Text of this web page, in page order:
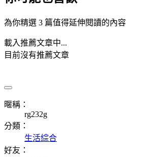
為你精選 3 篇值得延伸閱讀的內容
載入推薦文章中...
目前沒有推薦文章
暱稱：
rg232g
分類：
生活綜合
好友：